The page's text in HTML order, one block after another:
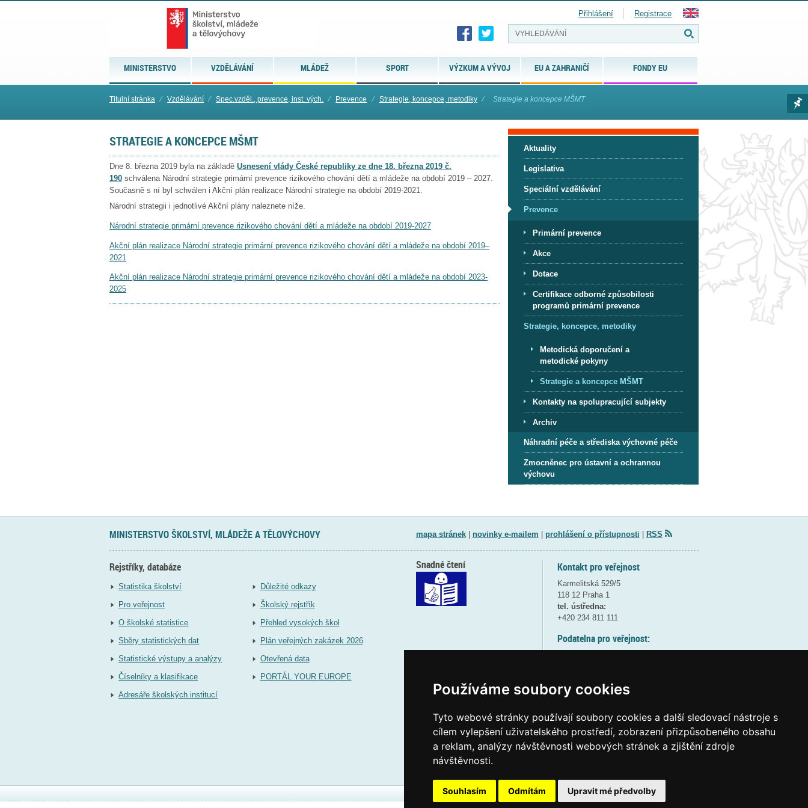
Používáme soubory cookies
Tyto webové stránky používají soubory cookies a další sledovací nástroje s
cílem vylepšení uživatelského prostředí, zobrazení přizpůsobeného obsahu
a reklam, analýzy návštěvnosti webových stránek a zjištění zdroje
návštěvnosti.
Souhlasím Odmítám Upravit mé předvolby
MINISTERSTVO VZDĚLÁVÁNÍ MLÁDEŽ SPORT VÝZKUM A VÝVOJ EU A ZAHRANIČÍ FONDY EU
Přihlášení Registrace
Titulní stránka ⁄ Vzdělávání ⁄ Spec.vzděl., prevence, inst. vých. ⁄ Prevence ⁄ Strategie, koncepce, metodiky ⁄ Strategie a koncepce MŠMT
STRATEGIE A KONCEPCE MŠMT
Dne 8. března 2019 byla na základě Usnesení vlády České republiky ze dne 18. března 2019 č.
190 schválena Národní strategie primární prevence rizikového chování dětí a mládeže na období 2019 – 2027.
Současně s ní byl schválen i Akční plán realizace Národní strategie na období 2019-2021.
Národní strategii i jednotlivé Akční plány naleznete níže.
Národní strategie primární prevence rizikového chování dětí a mládeže na období 2019-2027
Akční plán realizace Národní strategie primární prevence rizikového chování dětí a mládeže na období 2019–
2021
Akční plán realizace Národní strategie primární prevence rizikového chování dětí a mládeže na období 2023-
2025
Aktuality
Legislativa
Speciální vzdělávání
Prevence
Primární prevence
Akce
Dotace
Certifikace odborné způsobilosti
programů primární prevence
Strategie, koncepce, metodiky
Metodická doporučení a
metodické pokyny
Strategie a koncepce MŠMT
Kontakty na spolupracující subjekty
Archiv
Náhradní péče a střediska výchovné péče
Zmocněnec pro ústavní a ochrannou
výchovu
MINISTERSTVO ŠKOLSTVÍ, MLÁDEŽE A TĚLOVÝCHOVY mapa stránek| novinky e-mailem prohlášení o přístupnosti RSS
Rejstříky, databáze
Statistika školství
Pro veřejnost
O školské statistice
Sběry statistických dat
Statistické výstupy a analýzy
Číselníky a klasifikace
Adresáře školských institucí
Důležité odkazy
Školský rejstřík
Přehled vysokých škol
Plán veřejných zakázek 2026
Otevřená data
PORTÁL YOUR EUROPE
Kontakt pro veřejnost
Karmelitská 529/5
118 12 Praha 1
tel. ústředna:
+420 234 811 111
Podatelna pro veřejnost:
(více informací
Elektronická podatelna:
posta@msmt.gov.cz
Snadné čtení